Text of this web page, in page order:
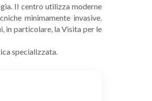
Il centro utilizza moderne
minimamente invasive.
in particolare, la Visita per le
specializzata.